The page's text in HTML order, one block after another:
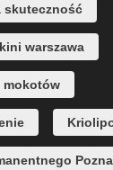
skuteczność
warszawa
mokotów